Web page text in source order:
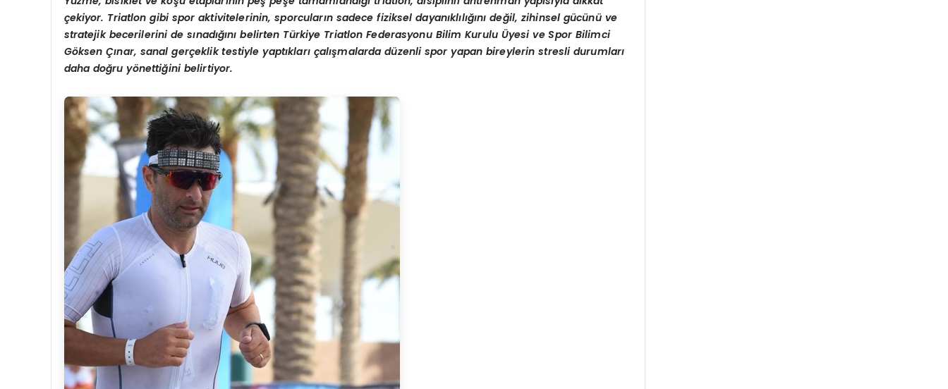
çekiyor. Triatlon gibi spor aktivitelerinin, sporcuların sadece fiziksel dayanıklılığını değil, zihinsel gücünü ve
stratejik becerilerini de sınadığını belirten Türkiye Triatlon Federasyonu Bilim Kurulu Üyesi ve Spor Bilimci
Göksen Çınar, sanal gerçeklik testiyle yaptıkları çalışmalarda düzenli spor yapan bireylerin stresli durumları
daha doğru yönettiğini belirtiyor.